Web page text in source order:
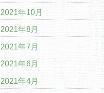
2021年10月
2021年8月
2021年7月
2021年6月
2021年4月